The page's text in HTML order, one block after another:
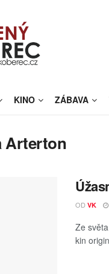
KINO ZÁBAVA
Arterton
OD VK
Ze
kin